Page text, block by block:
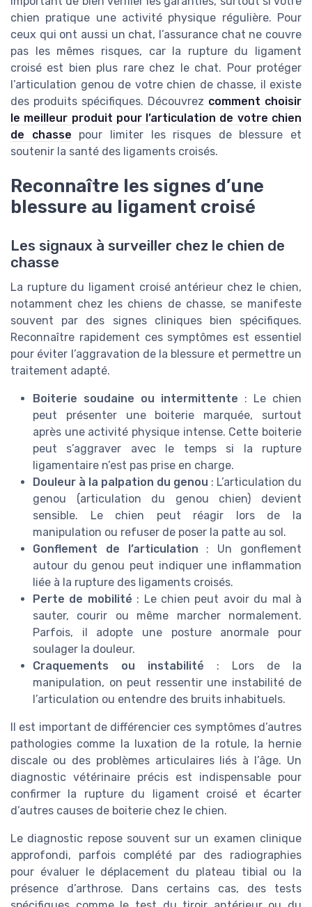
chien pratique une activité physique régulière. Pour
ceux qui ont aussi un chat, l’assurance chat ne couvre
pas les mêmes risques, car la rupture du ligament
croisé est bien plus rare chez le chat. Pour protéger
l’articulation genou de votre chien de chasse, il existe
des produits spécifiques. Découvrez comment choisir
le meilleur produit pour l’articulation de votre chien
de chasse pour limiter les risques de blessure et
soutenir la santé des ligaments croisés.
Reconnaître les signes d’une
blessure au ligament croisé
Les signaux à surveiller chez le chien de
chasse
La rupture du ligament croisé antérieur chez le chien,
notamment chez les chiens de chasse, se manifeste
souvent par des signes cliniques bien spécifiques.
Reconnaître rapidement ces symptômes est essentiel
pour éviter l’aggravation de la blessure et permettre un
traitement adapté.
Boiterie soudaine ou intermittente : Le chien
peut présenter une boiterie marquée, surtout
après une activité physique intense. Cette boiterie
peut s’aggraver avec le temps si la rupture
ligamentaire n’est pas prise en charge.
Douleur à la palpation du genou : L’articulation du
genou (articulation du genou chien) devient
sensible. Le chien peut réagir lors de la
manipulation ou refuser de poser la patte au sol.
Gonflement de l’articulation : Un gonflement
autour du genou peut indiquer une inflammation
liée à la rupture des ligaments croisés.
Perte de mobilité : Le chien peut avoir du mal à
sauter, courir ou même marcher normalement.
Parfois, il adopte une posture anormale pour
soulager la douleur.
Craquements ou instabilité : Lors de la
manipulation, on peut ressentir une instabilité de
l’articulation ou entendre des bruits inhabituels.
Il est important de différencier ces symptômes d’autres
pathologies comme la luxation de la rotule, la hernie
discale ou des problèmes articulaires liés à l’âge. Un
diagnostic vétérinaire précis est indispensable pour
confirmer la rupture du ligament croisé et écarter
d’autres causes de boiterie chez le chien.
Le diagnostic repose souvent sur un examen clinique
approfondi, parfois complété par des radiographies
pour évaluer le déplacement du plateau tibial ou la
présence d’arthrose. Dans certains cas, des tests